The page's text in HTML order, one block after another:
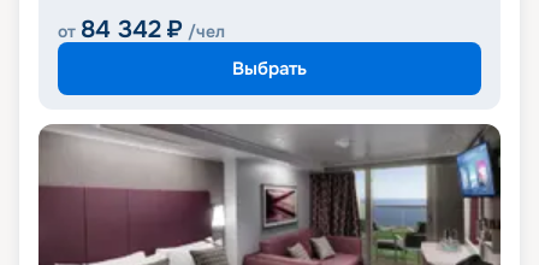
от 84 342 ₽ /чел
Выбрать